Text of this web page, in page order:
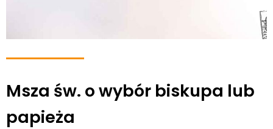
Msza św. o wybór biskupa lub
papieża